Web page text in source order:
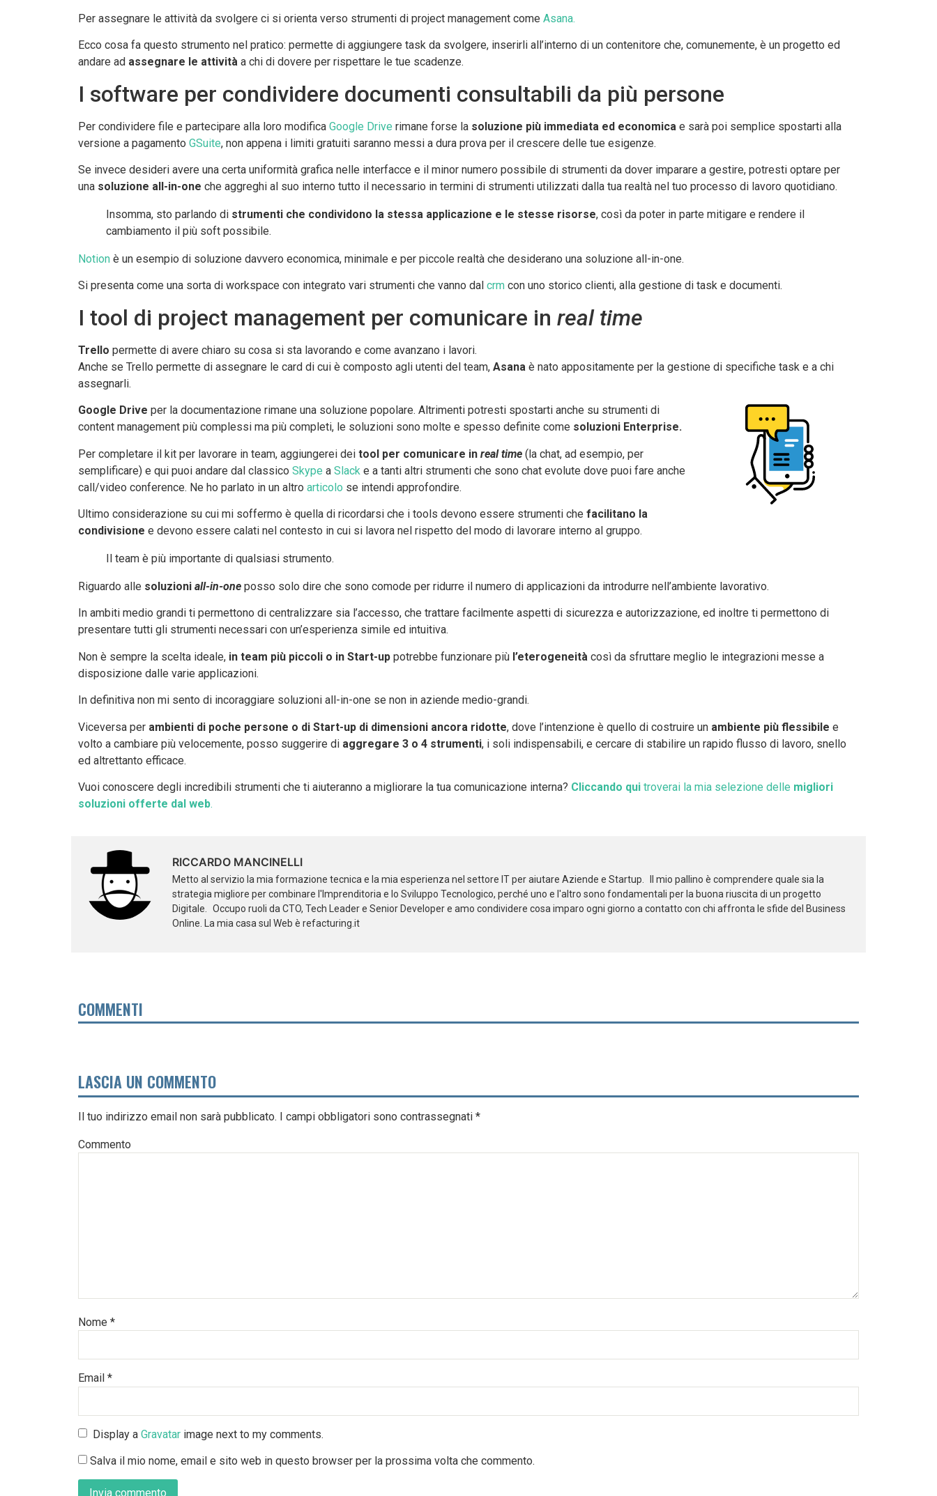
Per assegnare le attività da svolgere ci si orienta verso strumenti di project management come Asana.
Ecco cosa fa questo strumento nel pratico: permette di aggiungere task da svolgere, inserirli all’interno di un contenitore che, comunemente, è un progetto ed
andare ad assegnare le attività a chi di dovere per rispettare le tue scadenze.
I software per condividere documenti consultabili da più persone
Per condividere file e partecipare alla loro modifica Google Drive rimane forse la soluzione più immediata ed economica e sarà poi semplice spostarti alla
versione a pagamento GSuite, non appena i limiti gratuiti saranno messi a dura prova per il crescere delle tue esigenze.
Se invece desideri avere una certa uniformità grafica nelle interfacce e il minor numero possibile di strumenti da dover imparare a gestire, potresti optare per
una soluzione all-in-one che aggreghi al suo interno tutto il necessario in termini di strumenti utilizzati dalla tua realtà nel tuo processo di lavoro quotidiano.
Insomma, sto parlando di strumenti che condividono la stessa applicazione e le stesse risorse, così da poter in parte mitigare e rendere il
cambiamento il più soft possibile.
Notion è un esempio di soluzione davvero economica, minimale e per piccole realtà che desiderano una soluzione all-in-one.
Si presenta come una sorta di workspace con integrato vari strumenti che vanno dal crm con uno storico clienti, alla gestione di task e documenti.
I tool di project management per comunicare in real time
Trello permette di avere chiaro su cosa si sta lavorando e come avanzano i lavori.
Anche se Trello permette di assegnare le card di cui è composto agli utenti del team, Asana è nato appositamente per la gestione di specifiche task e a chi
assegnarli.
Google Drive per la documentazione rimane una soluzione popolare. Altrimenti potresti spostarti anche su strumenti di
content management più complessi ma più completi, le soluzioni sono molte e spesso definite come soluzioni Enterprise.
Per completare il kit per lavorare in team, aggiungerei dei tool per comunicare in real time (la chat, ad esempio, per
semplificare) e qui puoi andare dal classico Skype a Slack e a tanti altri strumenti che sono chat evolute dove puoi fare anche
call/video conference. Ne ho parlato in un altro articolo se intendi approfondire.
Ultimo considerazione su cui mi soffermo è quella di ricordarsi che i tools devono essere strumenti che facilitano la
condivisione e devono essere calati nel contesto in cui si lavora nel rispetto del modo di lavorare interno al gruppo.
Il team è più importante di qualsiasi strumento.
Riguardo alle soluzioni all-in-one posso solo dire che sono comode per ridurre il numero di applicazioni da introdurre nell’ambiente lavorativo.
In ambiti medio grandi ti permettono di centralizzare sia l’accesso, che trattare facilmente aspetti di sicurezza e autorizzazione, ed inoltre ti permettono di
presentare tutti gli strumenti necessari con un’esperienza simile ed intuitiva.
Non è sempre la scelta ideale, in team più piccoli o in Start-up potrebbe funzionare più l’eterogeneità così da sfruttare meglio le integrazioni messe a
disposizione dalle varie applicazioni.
In definitiva non mi sento di incoraggiare soluzioni all-in-one se non in aziende medio-grandi.
Viceversa per ambienti di poche persone o di Start-up di dimensioni ancora ridotte, dove l’intenzione è quello di costruire un ambiente più flessibile e
volto a cambiare più velocemente, posso suggerire di aggregare 3 o 4 strumenti, i soli indispensabili, e cercare di stabilire un rapido flusso di lavoro, snello
ed altrettanto efficace.
Vuoi conoscere degli incredibili strumenti che ti aiuteranno a migliorare la tua comunicazione interna? Cliccando qui troverai la mia selezione delle migliori
soluzioni offerte dal web.
RICCARDO MANCINELLI
Metto al servizio la mia formazione tecnica e la mia esperienza nel settore IT per aiutare Aziende e Startup. Il mio pallino è comprendere quale sia la
strategia migliore per combinare l'Imprenditoria e lo Sviluppo Tecnologico, perché uno e l'altro sono fondamentali per la buona riuscita di un progetto
Digitale. Occupo ruoli da CTO, Tech Leader e Senior Developer e amo condividere cosa imparo ogni giorno a contatto con chi affronta le sfide del Business
Online. La mia casa sul Web è refacturing.it
COMMENTI
LASCIA UN COMMENTO
Il tuo indirizzo email non sarà pubblicato. I campi obbligatori sono contrassegnati *
Commento
Nome *
Email *
Display aGravatar image next to my comments.
Salva il mio nome, email e sito web in questo browser per la prossima volta che commento.